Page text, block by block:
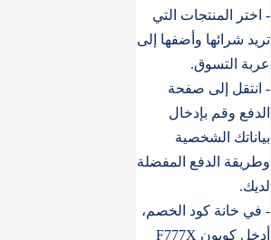
- اختر المنتجات التي
تريد شرائها وأضفها إلى
عربة التسوق.
- انتقل إلى صفحة
الدفع وقم بإدخال
بياناتك الشخصية
وطريقة الدفع المفضلة
لديك.
- في خانة كود الخصم،
أدخل كوبون F777X